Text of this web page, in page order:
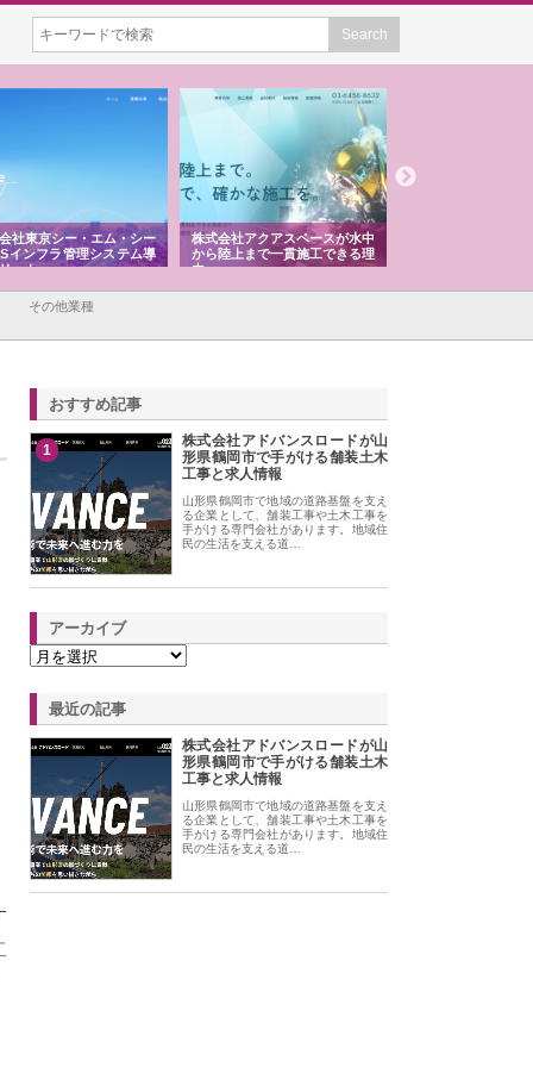
社東京シー・エム・シー
インフラ管理システム導
ット
株式会社アクアスペースが水中
から陸上まで一貫施工できる理
由
その他業種
おすすめ記事
1
株式会社アドバンスロードが山
形県鶴岡市で手がける舗装土木
工事と求人情報
山形県鶴岡市で地域の道路基盤を支え
る企業として、舗装工事や土木工事を
手がける専門会社があります。地域住
民の生活を支える道…
アーカイブ
最近の記事
株式会社アドバンスロードが山
形県鶴岡市で手がける舗装土木
工事と求人情報
山形県鶴岡市で地域の道路基盤を支え
る企業として、舗装工事や土木工事を
手がける専門会社があります。地域住
民の生活を支える道…